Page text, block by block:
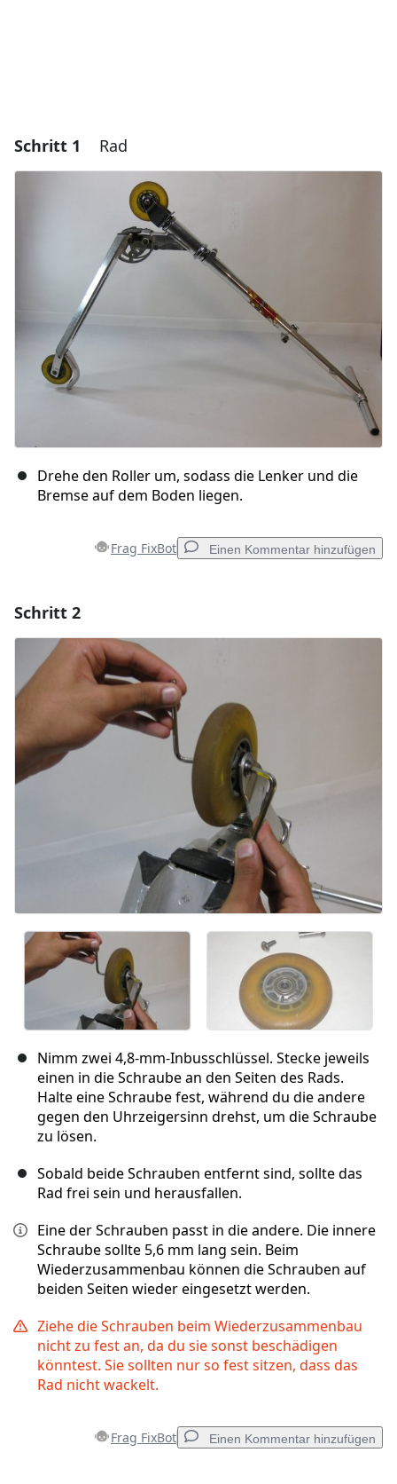
Schritt 1 Rad
Drehe den Roller um, sodass die Lenker und die
Bremse auf dem Boden liegen.
Frag FixBot Einen Kommentar hinzufügen
Kommentar hinzufügen
Abbrechen
Schritt 2
Nimm zwei 4,8-mm-Inbusschlüssel. Stecke jeweils
einen in die Schraube an den Seiten des Rads.
Halte eine Schraube fest, während du die andere
gegen den Uhrzeigersinn drehst, um die Schraube
zu lösen.
Sobald beide Schrauben entfernt sind, sollte das
Rad frei sein und herausfallen.
Eine der Schrauben passt in die andere. Die innere
Schraube sollte 5,6 mm lang sein. Beim
Wiederzusammenbau können die Schrauben auf
beiden Seiten wieder eingesetzt werden.
Ziehe die Schrauben beim Wiederzusammenbau
nicht zu fest an, da du sie sonst beschädigen
könntest. Sie sollten nur so fest sitzen, dass das
Rad nicht wackelt.
Frag FixBot Einen Kommentar hinzufügen